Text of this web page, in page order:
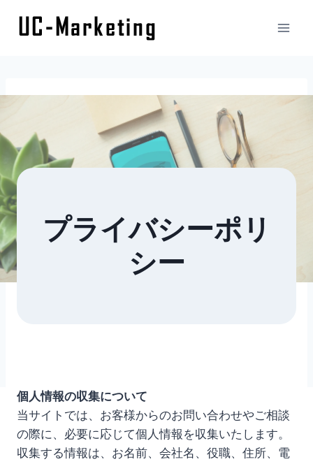
プライバシーポリ
シー
個人情報の収集について
当サイトでは、お客様からのお問い合わせやご相談
の際に、必要に応じて個人情報を収集いたします。
収集する情報は、お名前、会社名、役職、住所、電